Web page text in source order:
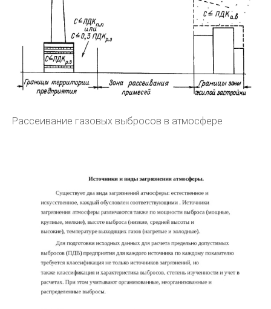
Рассеивание газовых выбросов в атмосфере